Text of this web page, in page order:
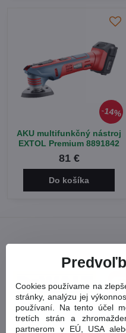
14%
AKU multifunkčný nástroj
EXTOL Premium 8891842
81 €
Do košíka
Cookies používame na
stránky, analýzu jej
používaní. Na tento účel
tretích strán a
partnerom v EÚ, USA